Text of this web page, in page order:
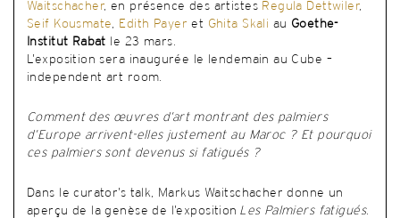
Waitschacher, en présence des artistes Regula Dettwiler,
Seif Kousmate, Edith Payer et Ghita Skali au Goethe-
Institut Rabat le 23 mars.
L’exposition sera inaugurée le lendemain au Cube –
independent art room.
Comment des œuvres d’art montrant des palmiers
d’Europe arrivent-elles justement au Maroc ? Et pourquoi
ces palmiers sont devenus si fatigués ?
Dans le curator’s talk, Markus Waitschacher donne un
aperçu de la genèse de l’exposition Les Palmiers fatigués.